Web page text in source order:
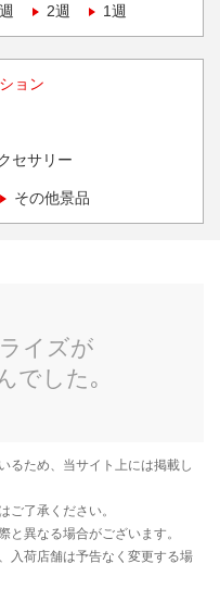
2週 1週
ョン
セサリー
その他景品